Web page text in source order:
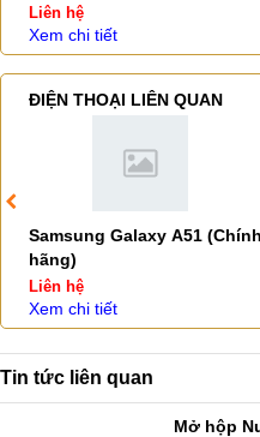
Liên hệ
Xem chi tiết
ĐIỆN THOẠI LIÊN QUAN
Samsung Galaxy A51 (Chính
hãng)
Liên hệ
Xem chi tiết
Tin tức liên quan
Mở hộp